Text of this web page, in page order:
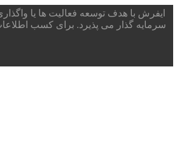
ایفرش با هدف توسعه فعالیت ها یا
سرمایه گذار می پذیرد. برای کسب